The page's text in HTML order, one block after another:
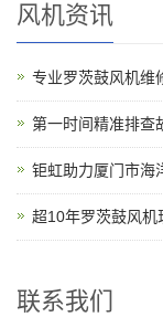
风机资讯
专业罗茨鼓风机维
第一时间精准排查
钜虹助力厦门市海
超10年罗茨鼓风机
联系我们